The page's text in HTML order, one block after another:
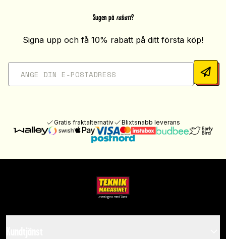
Sugen på rabatt?
Signa upp och få 10% rabatt på ditt första köp!
Gratis fraktalternativ Blixtsnabb leverans